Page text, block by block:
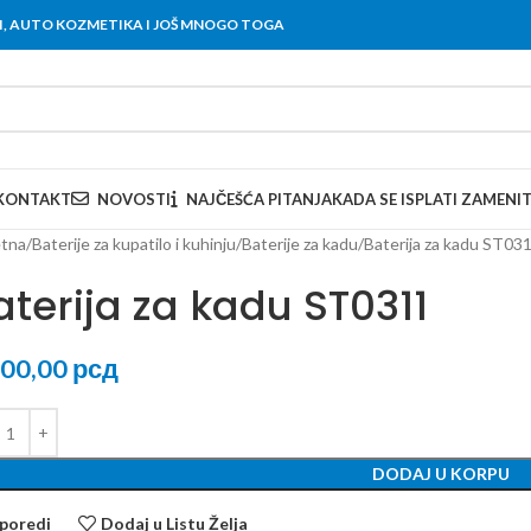
AUTO KOZMETIKA I JOŠ MNOGO TOGA
NOVOSTI NAJČEŠĆA PITANJAKADA SE ISPLATI
Baterije za kupatilo i kuhinju Baterije za kadu Baterija za kadu
za kadu ST0311
рсд
DODAJ U KORPU
Dodaj u Listu Želja